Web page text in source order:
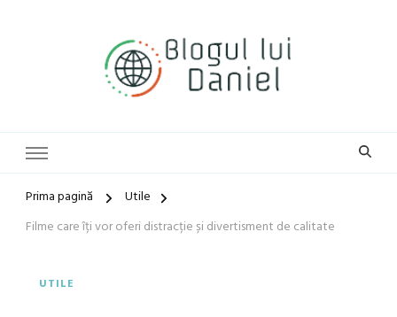
Prima pagină
Utile
Filme care îți vor oferi distracție și divertisment de calitate
UTILE